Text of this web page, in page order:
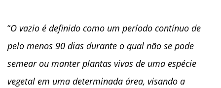
“O vazio é definido como um período contínuo de
pelo menos 90 dias durante o qual não se pode
semear ou manter plantas vivas de uma espécie
vegetal em uma determinada área, visando a